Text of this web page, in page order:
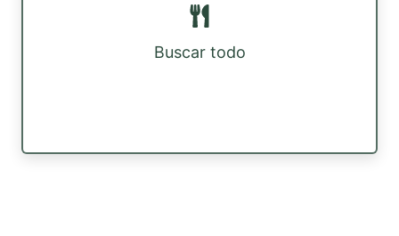
Buscar todo